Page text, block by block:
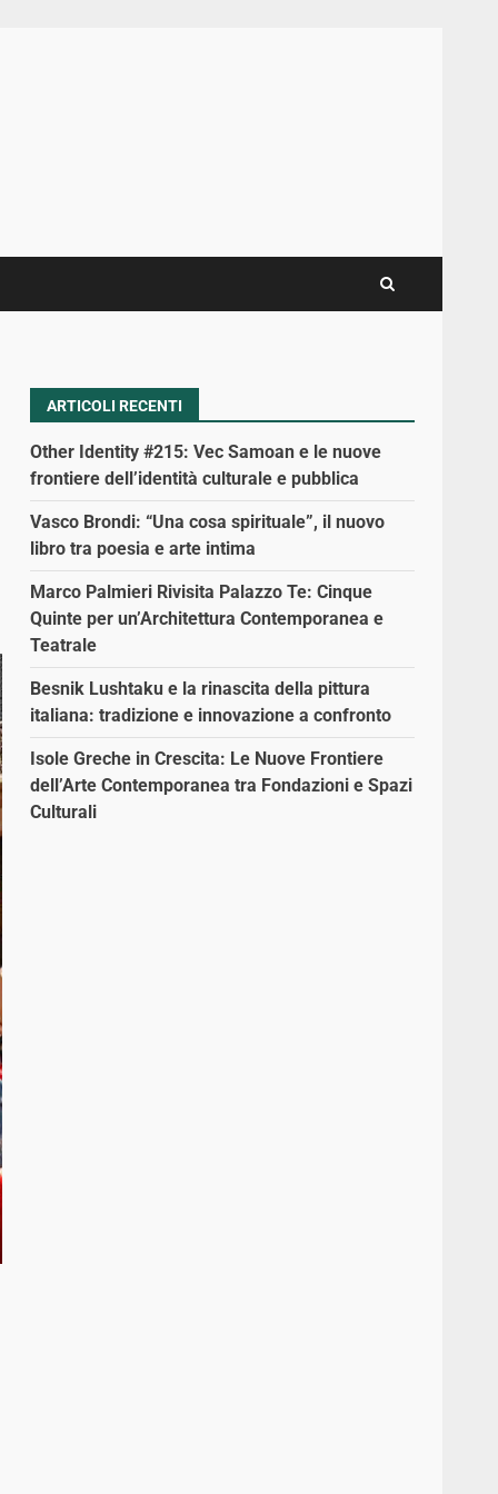
ARTICOLI RECENTI
Other Identity #215: Vec Samoan e le nuove
frontiere dell’identità culturale e pubblica
Vasco Brondi: “Una cosa spirituale”, il nuovo
libro tra poesia e arte intima
Marco Palmieri Rivisita Palazzo Te: Cinque
Quinte per un’Architettura Contemporanea e
Teatrale
Besnik Lushtaku e la rinascita della pittura
italiana: tradizione e innovazione a confronto
Isole Greche in Crescita: Le Nuove Frontiere
dell’Arte Contemporanea tra Fondazioni e Spazi
Culturali